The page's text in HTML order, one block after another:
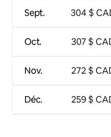
Sept.
Oct.
Nov.
Déc.
304 $
307 $
272 $
259 $